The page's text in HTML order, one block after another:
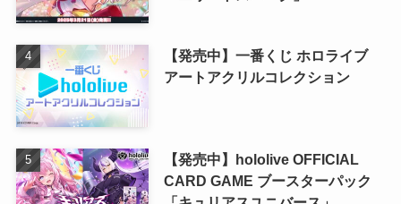
【発売中】一番くじ ホロライブ
アートアクリルコレクション
【発売中】hololive OFFICIAL
CARD GAME ブースターパック